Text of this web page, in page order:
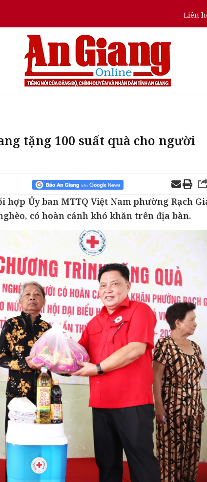
Liên
tặng 100 suất quà cho người
hợp Ủy ban MTTQ Việt Nam phường Rạch
có hoàn cảnh khó khăn trên địa bàn.